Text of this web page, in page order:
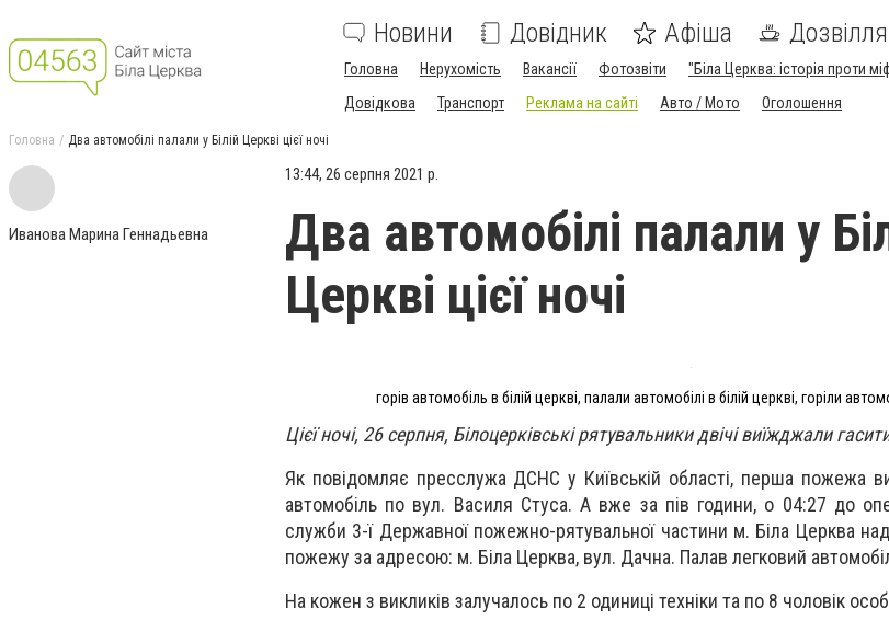
Новини Довідник Афіша Дозвілля
Головна Нерухомість Вакансії Фотозвіти "Біла Церква: історія проти
Довідкова
Транспорт Реклама на сайті Авто / Мото Оголошення
Головна Два автомобілі палали у Білій Церкві цієї ночі
Иванова Марина Геннадьевна
13:44, 26 серпня 2021 р.
Два автомобілі палали у
Церкві цієї ночі
горів автомобіль в білій церкві, палали автомобілі в білій церкві, горіли
Цієї ночі, 26 серпня, Білоцерківські рятувальники двічі виїжджали
Як повідомляє пресслужа ДСНС у Київській області, перша пожежа
автомобіль по вул. Василя Стуса. А вже за пів години, о 04:27 до
служби 3-ї Державної пожежно-рятувальної частини м. Біла Церква
пожежу за адресою: м. Біла Церква, вул. Дачна. Палав легковий
На кожен з викликів залучалось по 2 одиниці техніки та по 8 чоловік